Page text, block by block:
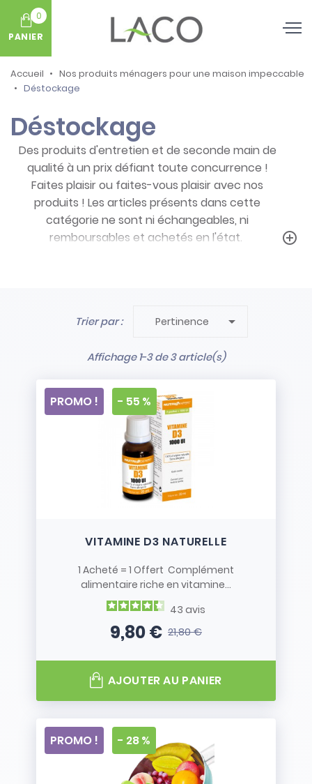
0
PANIER
Accueil
Nos produits ménagers pour une maison impeccable
Déstockage
Déstockage
Des produits d'entretien et de seconde main de
qualité à un prix défiant toute concurrence !
Faites plaisir ou faites-vous plaisir avec nos
produits ! Les articles présents dans cette
catégorie ne sont ni échangeables, ni
remboursables et achetés en l'état.
- Stock limité et non renouvelé
add_circle_outline
Trier par : Pertinence 
Affichage 1-3 de 3 article(s)
VITAMINE D3 NATURELLE
1 Acheté = 1 Offert Complément
alimentaire riche en vitamine...
43 avis
Prix
9,80 €Prix de base
21,80 €
PROMO ! - 55 %
AJOUTER AU PANIER
PROMO ! - 28 %